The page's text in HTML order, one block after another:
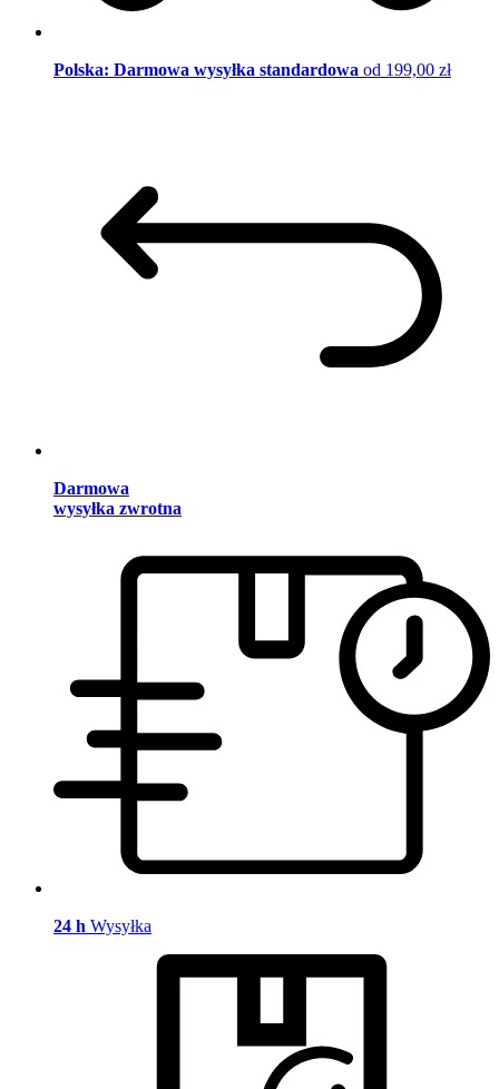
Polska: Darmowa wysyłka standardowa od 199,00 zł
Darmowa
wysyłka zwrotna
24 h Wysyłka